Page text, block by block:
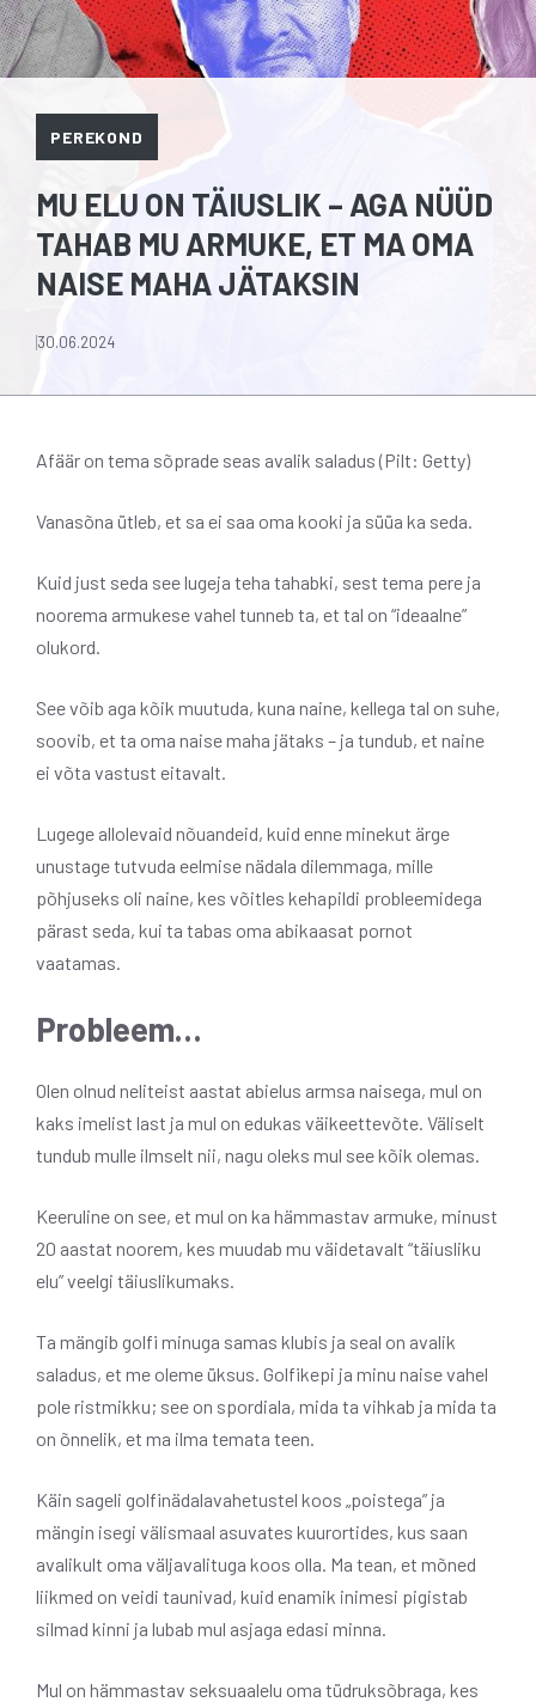
PEREKOND
MU ELU ON TÄIUSLIK – AGA NÜÜD
TAHAB MU ARMUKE, ET MA OMA
NAISE MAHA JÄTAKSIN
30.06.2024
Afäär on tema sõprade seas avalik saladus (Pilt: Getty)
Vanasõna ütleb, et sa ei saa oma kooki ja süüa ka seda.
Kuid just seda see lugeja teha tahabki, sest tema pere ja
noorema armukese vahel tunneb ta, et tal on “ideaalne”
olukord.
See võib aga kõik muutuda, kuna naine, kellega tal on suhe,
soovib, et ta oma naise maha jätaks – ja tundub, et naine
ei võta vastust eitavalt.
Lugege allolevaid nõuandeid, kuid enne minekut ärge
unustage tutvuda eelmise nädala dilemmaga, mille
põhjuseks oli naine, kes võitles kehapildi probleemidega
pärast seda, kui ta tabas oma abikaasat pornot
vaatamas.
Probleem…
Olen olnud neliteist aastat abielus armsa naisega, mul on
kaks imelist last ja mul on edukas väikeettevõte. Väliselt
tundub mulle ilmselt nii, nagu oleks mul see kõik olemas.
Keeruline on see, et mul on ka hämmastav armuke, minust
20 aastat noorem, kes muudab mu väidetavalt “täiusliku
elu” veelgi täiuslikumaks.
Ta mängib golfi minuga samas klubis ja seal on avalik
saladus, et me oleme üksus. Golfikepi ja minu naise vahel
pole ristmikku; see on spordiala, mida ta vihkab ja mida ta
on õnnelik, et ma ilma temata teen.
Käin sageli golfinädalavahetustel koos „poistega” ja
mängin isegi välismaal asuvates kuurortides, kus saan
avalikult oma väljavalituga koos olla. Ma tean, et mõned
liikmed on veidi taunivad, kuid enamik inimesi pigistab
silmad kinni ja lubab mul asjaga edasi minna.
Mul on hämmastav seksuaalelu oma tüdruksõbraga, kes